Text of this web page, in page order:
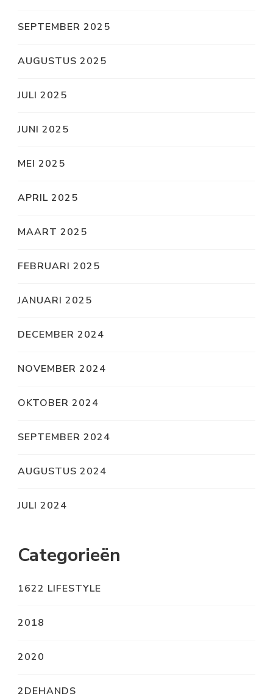
SEPTEMBER 2025
AUGUSTUS 2025
JULI 2025
JUNI 2025
MEI 2025
APRIL 2025
MAART 2025
FEBRUARI 2025
JANUARI 2025
DECEMBER 2024
NOVEMBER 2024
OKTOBER 2024
SEPTEMBER 2024
AUGUSTUS 2024
JULI 2024
Categorieën
1622 LIFESTYLE
2018
2020
2DEHANDS